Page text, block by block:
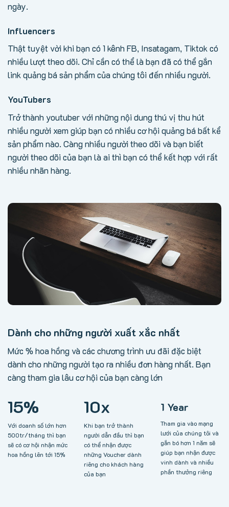
ngày.
Influencers
Thật tuyệt vời khi bạn có 1 kênh FB, Insatagam, Tiktok có
nhiều lượt theo dõi. Chỉ cần có thể là bạn đã có thể gắn
link quảng bá sản phẩm của chúng tôi đến nhiều người.
YouTubers
Trở thành youtuber với những nội dung thú vị thu hút
nhiều người xem giúp bạn có nhiều cơ hội quảng bá bất kể
sản phẩm nào. Càng nhiều người theo dõi và bạn biết
người theo dõi của bạn là ai thì bạn có thể kết hợp với rất
nhiều nhãn hàng.
Dành cho những người xuất xắc nhất
Mức % hoa hồng và các chương trình ưu đãi đặc biệt
dành cho những người tạo ra nhiều đơn hàng nhất. Bạn
càng tham gia lâu cơ hội của bạn càng lớn
15%
Với doanh số lớn hơn
500tr/tháng thì bạn
sẽ có cơ hội nhận mức
hoa hồng lên tới 15%
10x
Khi bạn trở thành
người dẫn đầu thì bạn
có thể nhận được
những Voucher dành
riêng cho khách hàng
của bạn
1 Year
Tham gia vào mạng
lưới của chúng tôi và
gắn bó hơn 1 năm sẽ
giúp bạn nhận được
vinh dành và nhiều
phần thưởng riêng